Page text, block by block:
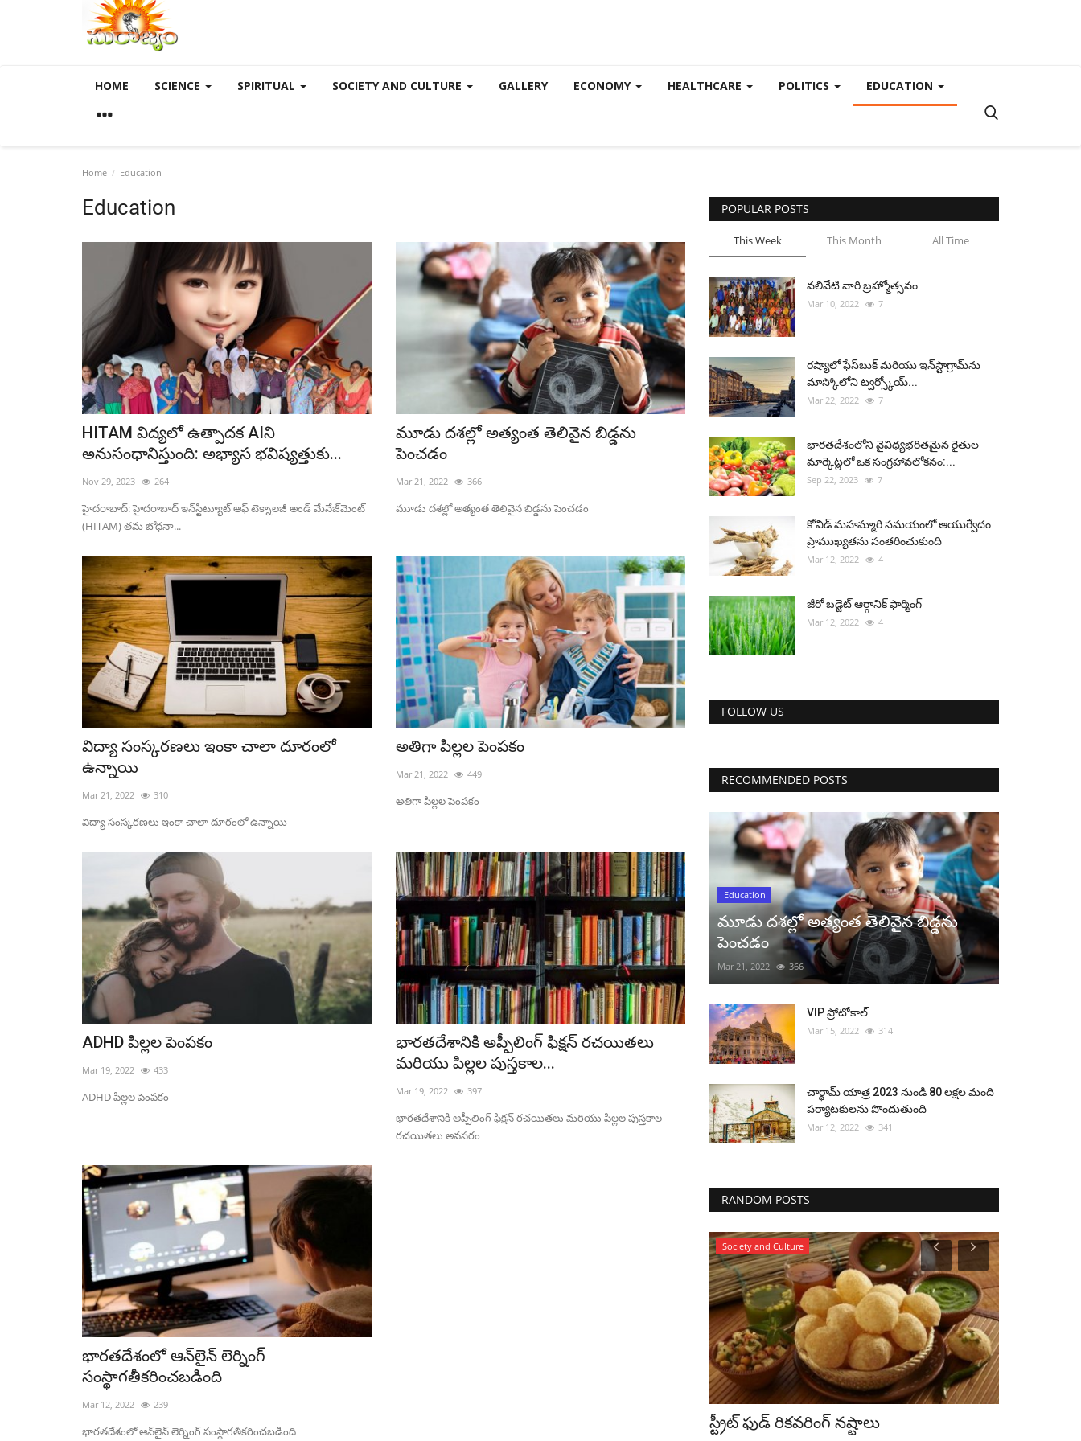
HOME SCIENCE SPIRITUAL SOCIETY AND CULTURE GALLERY ECONOMY HEALTHCARE POLITICS EDUCATION
Home Education
Education
HITAM విద్యలో ఉత్పాదక AIని
అనుసంధానిస్తుంది: అభ్యాస భవిష్యత్తుకు...
Nov 29, 2023 264
హైదరాబాద్: హైదరాబాద్ ఇన్‌స్టిట్యూట్ ఆఫ్ టెక్నాలజీ అండ్ మేనేజ్‌మెంట్
(HITAM) తమ బోధనా...
మూడు దశల్లో అత్యంత తెలివైన బిడ్డను
పెంచడం
Mar 21, 2022 366
మూడు దశల్లో అత్యంత తెలివైన బిడ్డను పెంచడం
విద్యా సంస్కరణలు ఇంకా చాలా దూరంలో
ఉన్నాయి
Mar 21, 2022 310
విద్యా సంస్కరణలు ఇంకా చాలా దూరంలో ఉన్నాయి
అతిగా పిల్లల పెంపకం
Mar 21, 2022 449
అతిగా పిల్లల పెంపకం
ADHD పిల్లల పెంపకం
Mar 19, 2022 433
ADHD పిల్లల పెంపకం
భారతదేశానికి అప్పీలింగ్ ఫిక్షన్ రచయితలు
మరియు పిల్లల పుస్తకాల...
Mar 19, 2022 397
భారతదేశానికి అప్పీలింగ్ ఫిక్షన్ రచయితలు మరియు పిల్లల పుస్తకాల
రచయితలు అవసరం
భారతదేశంలో ఆన్‌లైన్ లెర్నింగ్
సంస్థాగతీకరించబడింది
Mar 12, 2022 239
భారతదేశంలో ఆన్‌లైన్ లెర్నింగ్ సంస్థాగతీకరించబడింది
POPULAR POSTS
This Week This Month All Time
వలివేటి వారి బ్రహ్మోత్సవం
Mar 10, 2022 7
రష్యాలో ఫేస్‌బుక్ మరియు ఇన్‌స్టాగ్రామ్‌ను
మాస్కోలోని ట్వర్స్కోయ్...
Mar 22, 2022 7
భారతదేశంలోని వైవిధ్యభరితమైన రైతుల
మార్కెట్లలో ఒక సంగ్రహావలోకనం:...
Sep 22, 2023 7
కోవిడ్ మహమ్మారి సమయంలో ఆయుర్వేదం
ప్రాముఖ్యతను సంతరించుకుంది
Mar 12, 2022 4
జీరో బడ్జెట్ ఆర్గానిక్ ఫార్మింగ్
Mar 12, 2022 4
FOLLOW US
RECOMMENDED POSTS
Education
మూడు దశల్లో అత్యంత తెలివైన బిడ్డను
పెంచడం
Mar 21, 2022 366
VIP ప్రోటోకాల్
Mar 15, 2022 314
చార్ధామ్ యాత్ర 2023 నుండి 80 లక్షల మంది
పర్యాటకులను పొందుతుంది
Mar 12, 2022 341
RANDOM POSTS
Politics
సుభాష్ చంద్రబోస్ తర్వాత భగత్ సింగ్ గొప్ప
Society and Culture
స్ట్రీట్ ఫుడ్ రికవరింగ్ నష్టాలు